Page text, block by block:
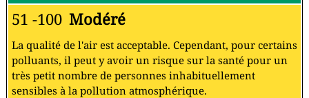
51 -100 Modéré
La qualité de l'air est acceptable. Cependant, pour certains
polluants, il peut y avoir un risque sur la santé pour un
très petit nombre de personnes inhabituellement
sensibles à la pollution atmosphérique.